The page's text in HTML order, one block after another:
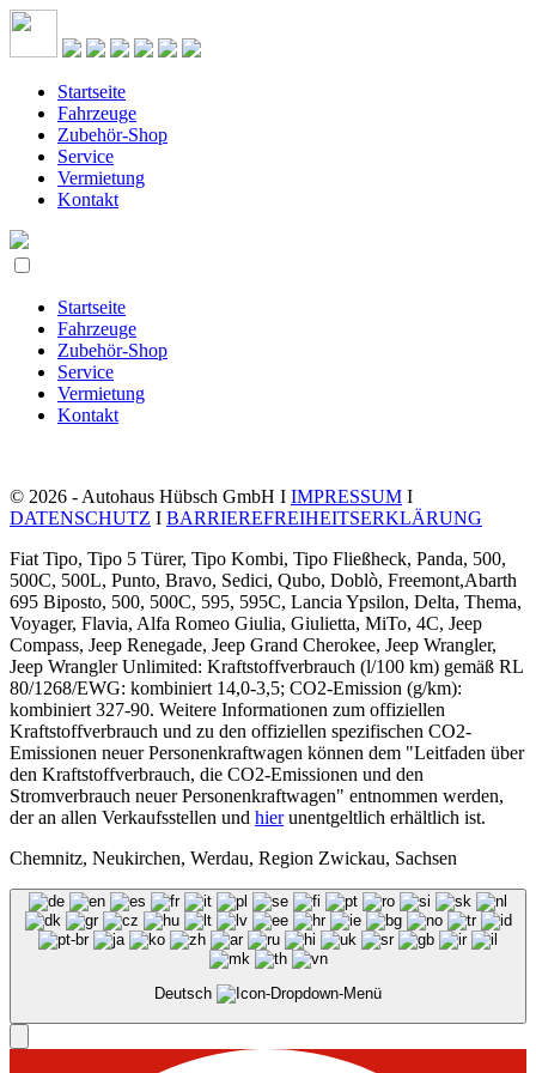
Startseite
Fahrzeuge
Zubehör-Shop
Service
Vermietung
Kontakt
Startseite
Fahrzeuge
Zubehör-Shop
Service
Vermietung
Kontakt
© 2026 - Autohaus Hübsch GmbH I IMPRESSUM I
DATENSCHUTZ I BARRIEREFREIHEITSERKLÄRUNG
Fiat Tipo, Tipo 5 Türer, Tipo Kombi, Tipo Fließheck, Panda, 500,
500C, 500L, Punto, Bravo, Sedici, Qubo, Doblò, Freemont,Abarth
695 Biposto, 500, 500C, 595, 595C, Lancia Ypsilon, Delta, Thema,
Voyager, Flavia, Alfa Romeo Giulia, Giulietta, MiTo, 4C, Jeep
Compass, Jeep Renegade, Jeep Grand Cherokee, Jeep Wrangler,
Jeep Wrangler Unlimited: Kraftstoffverbrauch (l/100 km) gemäß RL
80/1268/EWG: kombiniert 14,0-3,5; CO2-Emission (g/km):
kombiniert 327-90. Weitere Informationen zum offiziellen
Kraftstoffverbrauch und zu den offiziellen spezifischen CO2-
Emissionen neuer Personenkraftwagen können dem "Leitfaden über
den Kraftstoffverbrauch, die CO2-Emissionen und den
Stromverbrauch neuer Personenkraftwagen" entnommen werden,
der an allen Verkaufsstellen und hierunentgeltlich erhältlich ist.
Chemnitz, Neukirchen, Werdau, Region Zwickau, Sachsen
Deutsch